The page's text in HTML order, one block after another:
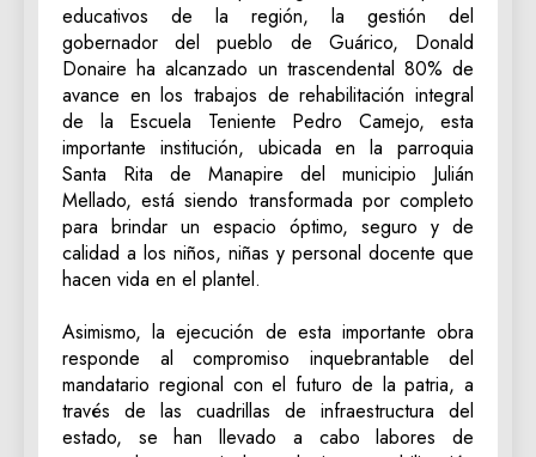
educativos de la región, la gestión del
gobernador del pueblo de Guárico, Donald
Donaire ha alcanzado un trascendental 80% de
avance en los trabajos de rehabilitación integral
de la Escuela Teniente Pedro Camejo, esta
importante institución, ubicada en la parroquia
Santa Rita de Manapire del municipio Julián
Mellado, está siendo transformada por completo
para brindar un espacio óptimo, seguro y de
calidad a los niños, niñas y personal docente que
hacen vida en el plantel.
‎Asimismo, la ejecución de esta importante obra
responde al compromiso inquebrantable del
mandatario regional con el futuro de la patria, a
través de las cuadrillas de infraestructura del
estado, se han llevado a cabo labores de